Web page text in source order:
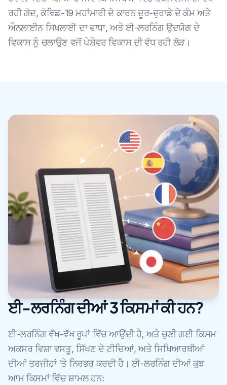
ਰਹੀ ਗੋਦ, ਕੋਵਿਡ-19 ਮਹਾਂਮਾਰੀ ਦੇ ਕਾਰਨ ਦੂਰ-ਦੁਰਾਡੇ ਦੇ ਕੰਮ ਅਤੇ
ਔਨਲਾਈਨ ਸਿਖਲਾਈ ਦਾ ਵਾਧਾ, ਅਤੇ ਈ-ਲਰਨਿੰਗ ਉਦਯੋਗ ਦੇ
ਵਿਕਾਸ ਨੂੰ ਚਲਾਉਣ ਵਜੋਂ ਪੇਸ਼ੇਵਰ ਵਿਕਾਸ ਦੀ ਵੱਧ ਰਹੀ ਲੋੜ।
ਈ-ਲਰਨਿੰਗ ਦੀਆਂ 3 ਕਿਸਮਾਂ ਕੀ ਹਨ?
ਈ-ਲਰਨਿੰਗ ਵੱਖ-ਵੱਖ ਰੂਪਾਂ ਵਿੱਚ ਆਉਂਦੀ ਹੈ, ਅਤੇ ਚੁਣੀ ਗਈ ਕਿਸਮ
ਅਕਸਰ ਵਿਸ਼ਾ ਵਸਤੂ, ਸਿੱਖਣ ਦੇ ਟੀਚਿਆਂ, ਅਤੇ ਸਿਖਿਆਰਥੀਆਂ
ਦੀਆਂ ਤਰਜੀਹਾਂ 'ਤੇ ਨਿਰਭਰ ਕਰਦੀ ਹੈ। ਈ-ਲਰਨਿੰਗ ਦੀਆਂ ਕੁਝ
ਆਮ ਕਿਸਮਾਂ ਵਿੱਚ ਸ਼ਾਮਲ ਹਨ: